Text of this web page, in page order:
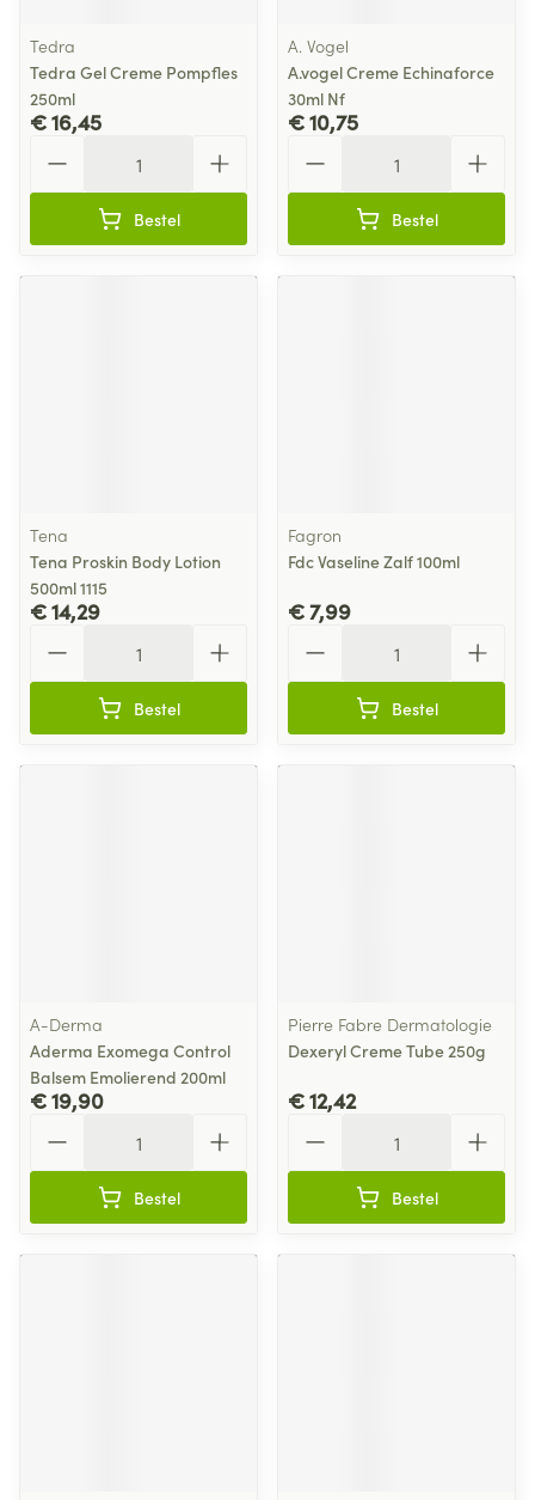
Tedra
Tedra Gel Creme Pompfles
250ml
€ 16,45
Bestel
A. Vogel
A.vogel Creme Echinaforce
30ml Nf
€ 10,75
Bestel
Tena
Tena Proskin Body Lotion
500ml 1115
€ 14,29
Bestel
Fagron
Fdc Vaseline Zalf 100ml
€ 7,99
Bestel
A-Derma
Aderma Exomega Control
Balsem Emolierend 200ml
€ 19,90
Bestel
Pierre Fabre Dermatologie
Dexeryl Creme Tube 250g
€ 12,42
Bestel